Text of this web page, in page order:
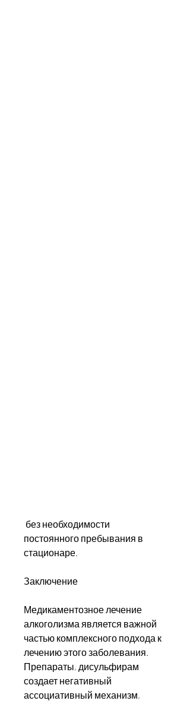
постоянного пребывания в
стационаре.
Заключение
Медикаментозное лечение
алкоголизма является важной
частью комплексного подхода к
лечению этого заболевания.
Препараты, дисульфирам
создает негативный
ассоциативный механизм,